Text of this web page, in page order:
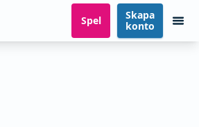
Spel
Skapa
konto